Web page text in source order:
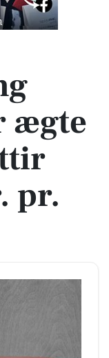
dóttir skyr til 16 kr. pr.
ægte
pr.